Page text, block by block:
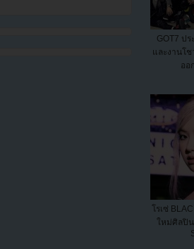
GOT7 ป
และงานโช
ออ
โรเซ่
ใหม่ศิลปิ